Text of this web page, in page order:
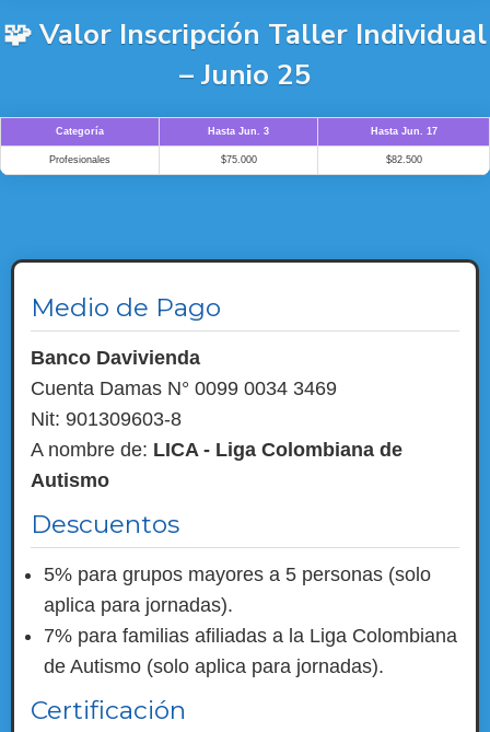
🧩 Valor Inscripción Taller Individual
– Junio 25
Categoría Hasta Jun. 3 Hasta Jun. 17
Profesionales $75.000 $82.500
Medio de Pago
Banco Davivienda
Cuenta Damas N° 0099 0034 3469
Nit: 901309603-8
A nombre de: LICA - Liga Colombiana de
Autismo
Descuentos
5% para grupos mayores a 5 personas (solo
aplica para jornadas).
7% para familias afiliadas a la Liga Colombiana
de Autismo (solo aplica para jornadas).
Certificación